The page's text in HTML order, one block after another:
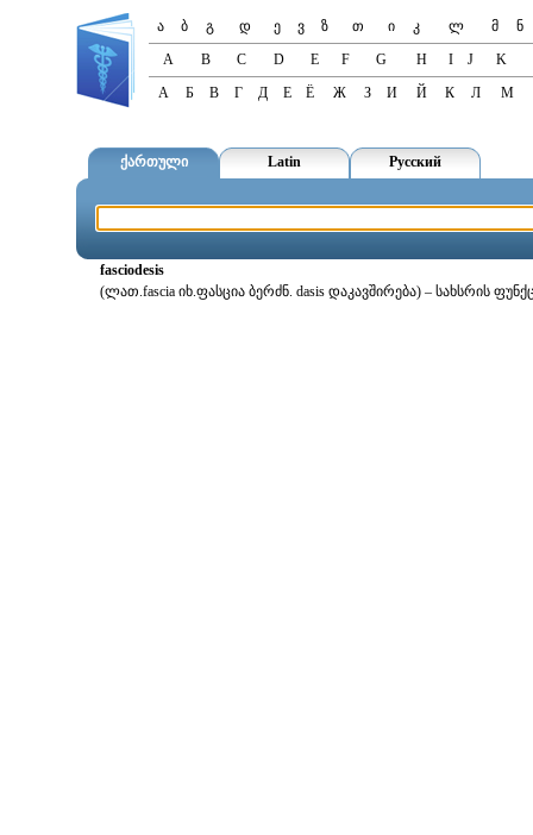
ა ბ გ დ ე ვ ზ თ ი კ ლ მ
ნ
A
B C D E F G H I J
K
А
Б В Г Д Е Ё Ж З И Й К Л М
ქართული Latin Русский
fasciodesis
(ლათ.fascia იხ.ფასცია ბერძნ. dasis დაკავშირება) – სახსრის